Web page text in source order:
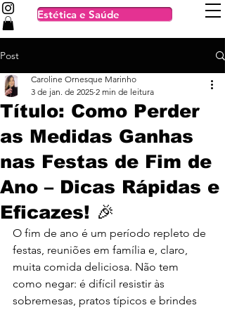
Estética e Saúde
Post
Título: Como Perder
as Medidas Ganhas
nas Festas de Fim de
Ano – Dicas Rápidas e
Eficazes! 🎉
Caroline Ornesque Marinho
3 de jan. de 2025 2 min de leitura
O fim de ano é um período repleto de
festas, reuniões em família e, claro,
muita comida deliciosa. Não tem
como negar: é difícil resistir às
sobremesas, pratos típicos e brindes